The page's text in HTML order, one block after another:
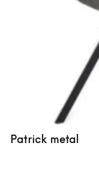
Patrick metal